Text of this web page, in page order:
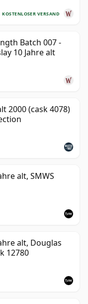
KOSTENLOSER VERSAND
Batch 007 -
10 Jahre alt
2000 (cask 4078)
alt, SMWS
alt, Douglas
12780